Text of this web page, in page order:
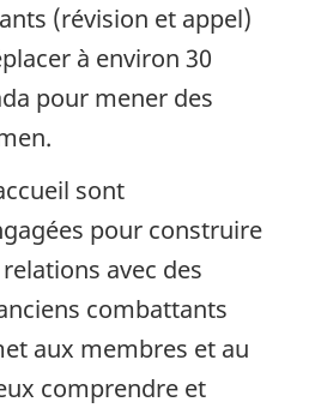
(révision et appel)
à environ 30
pour mener des
sont
pour construire
avec des
combattants
aux membres et au
comprendre et